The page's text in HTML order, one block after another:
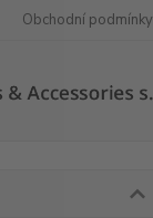
Obchodní podmínky